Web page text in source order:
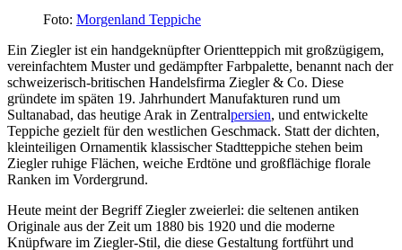
Foto: Morgenland Teppiche
Ein Ziegler ist ein handgeknüpfter Orientteppich mit großzügigem,
vereinfachtem Muster und gedämpfter Farbpalette, benannt nach der
schweizerisch-britischen Handelsfirma Ziegler & Co. Diese
gründete im späten 19. Jahrhundert Manufakturen rund um
Sultanabad, das heutige Arak in Zentralpersien, und entwickelte
Teppiche gezielt für den westlichen Geschmack. Statt der dichten,
kleinteiligen Ornamentik klassischer Stadtteppiche stehen beim
Ziegler ruhige Flächen, weiche Erdtöne und großflächige florale
Ranken im Vordergrund.
Heute meint der Begriff Ziegler zweierlei: die seltenen antiken
Originale aus der Zeit um 1880 bis 1920 und die moderne
Knüpfware im Ziegler-Stil, die diese Gestaltung fortführt und